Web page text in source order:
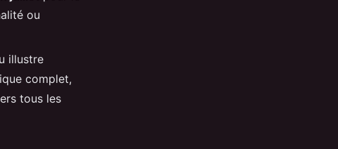
ou
illustre
complet,
tous les